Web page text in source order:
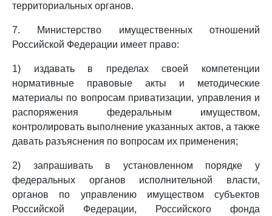
территориальных органов.
7. Министерство имущественных отношений
Российской Федерации имеет право:
1) издавать в пределах своей компетенции
нормативные правовые акты и методические
материалы по вопросам приватизации, управления и
распоряжения федеральным имуществом,
контролировать выполнение указанных актов, а также
давать разъяснения по вопросам их применения;
2) запрашивать в установленном порядке у
федеральных органов исполнительной власти,
органов по управлению имуществом субъектов
Российской Федерации, Российского фонда